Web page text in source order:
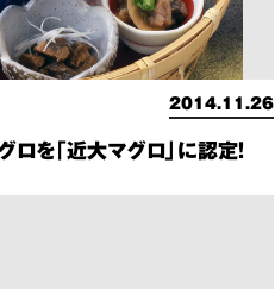
2014.11.26
を「近大マグロ」に認定！